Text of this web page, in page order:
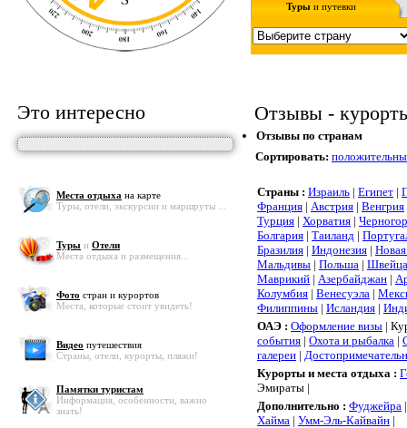
Туры и путевки
Это интересно
Места отдыха на карте
Туры, отели, экскурсии и маршруты ...
Туры и Отели
Места отдыха и размещения...
Фото стран и курортов
Места, которые стоит увидеть!
Видео путешествия
Страны, отели, курорты, пляжи!
Памятки туристам
Информация, особенности, важно
знать!
Отзывы -
Отзывы по странам
Сортировать:
Страны : Израиль | Египет |
Франция | Австрия | Венгрия
Турция | Хорватия |
Болгария | Таиланд |
Бразилия | Индонезия |
Мальдивы | Польша |
Маврикий | Азербайджан |
Колумбия | Венесуэла |
Филиппины | Исландия |
ОАЭ : Оформление визы |
события | Охота и рыбалка |
галереи |
Курорты и места отдыха :
Эмираты |
Дополнительно : Фуджейра
Хайма | Умм-Эль-Кайвайн |